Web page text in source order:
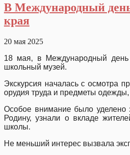
В Международный
края
20 мая 2025
18 мая, в Международный
школьный музей.
Экскурсия началась с осмотра
орудия труда и предметы
Особое внимание было уделено
Родину, узнали о вкладе
Не меньший интерес вызвала